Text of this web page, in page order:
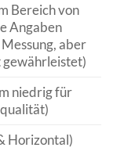
Bereich von
Angaben
aber
gewährleistet)
niedrig für
Horizontal)